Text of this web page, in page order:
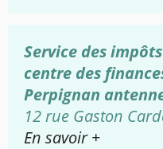
Service des
centre des
Perpignan
12 rue Gaston
En savoir +